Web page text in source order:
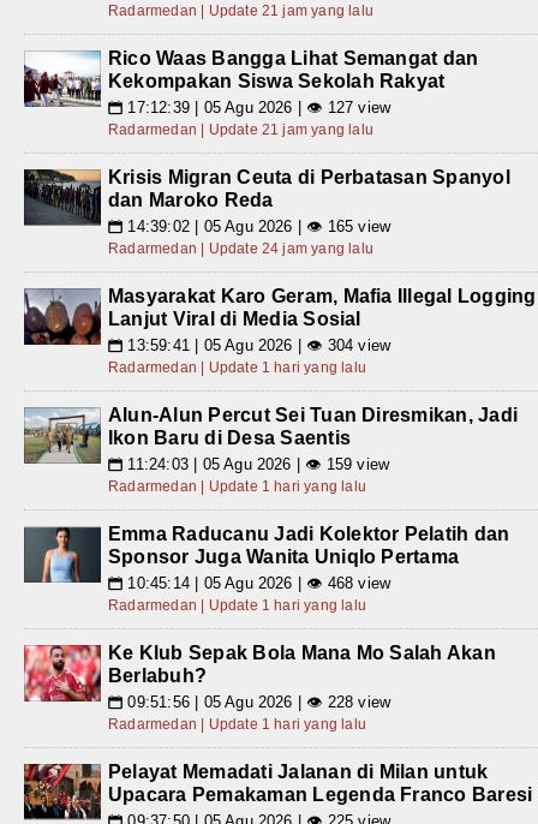
Radarmedan | Update 21 jam yang lalu
Rico Waas Bangga Lihat Semangat dan
Kekompakan Siswa Sekolah Rakyat
📅 17:12:39 | 05 Agu 2026 | 👁 127 view
Radarmedan | Update 21 jam yang lalu
Krisis Migran Ceuta di Perbatasan Spanyol
dan Maroko Reda
📅 14:39:02 | 05 Agu 2026 | 👁 165 view
Radarmedan | Update 24 jam yang lalu
Masyarakat Karo Geram, Mafia Illegal Logging
Lanjut Viral di Media Sosial
📅 13:59:41 | 05 Agu 2026 | 👁 304 view
Radarmedan | Update 1 hari yang lalu
Alun-Alun Percut Sei Tuan Diresmikan, Jadi
Ikon Baru di Desa Saentis
📅 11:24:03 | 05 Agu 2026 | 👁 159 view
Radarmedan | Update 1 hari yang lalu
Emma Raducanu Jadi Kolektor Pelatih dan
Sponsor Juga Wanita Uniqlo Pertama
📅 10:45:14 | 05 Agu 2026 | 👁 468 view
Radarmedan | Update 1 hari yang lalu
Ke Klub Sepak Bola Mana Mo Salah Akan
Berlabuh?
📅 09:51:56 | 05 Agu 2026 | 👁 228 view
Radarmedan | Update 1 hari yang lalu
Pelayat Memadati Jalanan di Milan untuk
Upacara Pemakaman Legenda Franco Baresi
📅